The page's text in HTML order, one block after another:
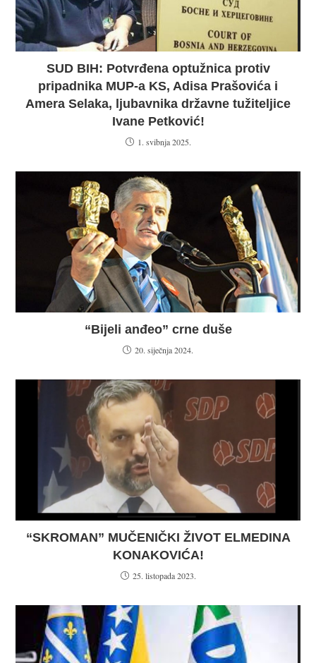
SUD BIH: Potvrđena optužnica protiv
pripadnika MUP-a KS, Adisa Prašovića i
Amera Selaka, ljubavnika državne tužiteljice
Ivane Petković!
1. svibnja 2025.
“Bijeli anđeo” crne duše
20. siječnja 2024.
“SKROMAN” MUČENIČKI ŽIVOT ELMEDINA
KONAKOVIĆA!
25. listopada 2023.